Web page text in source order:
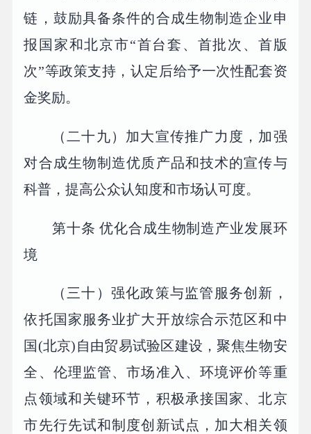
链，鼓励具备条件的合成生物制造企业申
报国家和北京市“首台套、首批次、首版
次”等政策支持，认定后给予一次性配套资
金奖励。
（二十九）加大宣传推广力度，加强
对合成生物制造优质产品和技术的宣传与
科普，提高公众认知度和市场认可度。
第十条 优化合成生物制造产业发展环
境
（三十）强化政策与监管服务创新，
依托国家服务业扩大开放综合示范区和中
国(北京)自由贸易试验区建设，聚焦生物安
全、伦理监管、市场准入、环境评价等重
点领域和关键环节，积极承接国家、北京
市先行先试和制度创新试点，加大相关领